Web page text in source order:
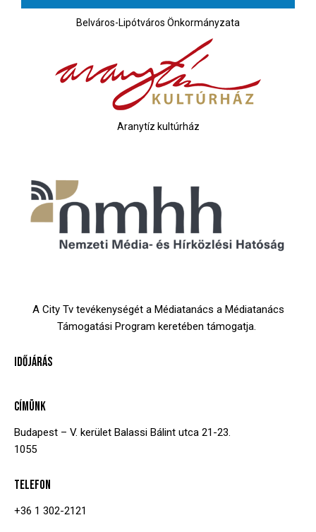
Belváros-Lipótváros Önkormányzata
Aranytíz kultúrház
A City Tv tevékenységét a Médiatanács a Médiatanács
Támogatási Program keretében támogatja.
IDŐJÁRÁS
CÍMÜNK
Budapest – V. kerület Balassi Bálint utca 21-23.
1055
TELEFON
+36 1 302-2121